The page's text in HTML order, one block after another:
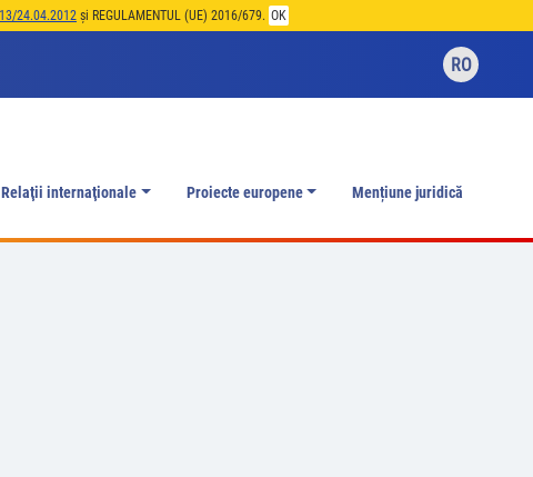
24.04.2012 și REGULAMENTUL (UE) 2016/679. OK
RO
Relaţii internaţionale Proiecte europene Mențiune juridică